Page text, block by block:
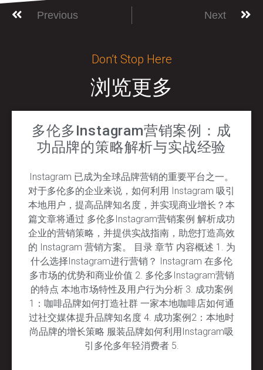
Previous Next
Don’t Stop Here
浏览更多
多伦多Instagram营销案例：成
功品牌的策略解析与实战经验
Instagram 已成为全球品牌营销的重要平台之一。
对于多伦多的企业来说，如何利用 Instagram 吸引
本地用户，提高品牌知名度，并实现商业增长？本
篇文章将通过 多伦多Instagram营销案例 解析成功
企业的营销策略，并提供实战指南，助您打造高效
的 Instagram 营销方案。 目录 章节 内容概述 1. 为
什么选择Instagram进行营销？ Instagram 在多伦
多市场的优势和商业价值 2. 多伦多Instagram营销
的特点 本地市场特性及用户行为分析 3. 成功案例
1：咖啡品牌如何打造社群 一家本地咖啡店如何通
过社交媒体提升品牌知名度 4. 成功案例2：本地时
尚品牌的增长策略 服装品牌如何利用Instagram吸
引多伦多年轻消费者 5.